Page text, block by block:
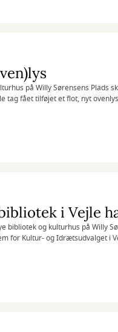
på Willy Sørensens Plads
tag fået tilføjet et flot, nyt
i Vejle
bibliotek og kulturhus på Willy
for Kultur- og Idrætsudvalget i